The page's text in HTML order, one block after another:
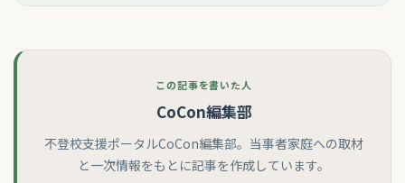
この記事を書いた人
CoCon編集部
不登校支援ポータルCoCon編集部。当事者家庭への取材
と一次情報をもとに記事を作成しています。